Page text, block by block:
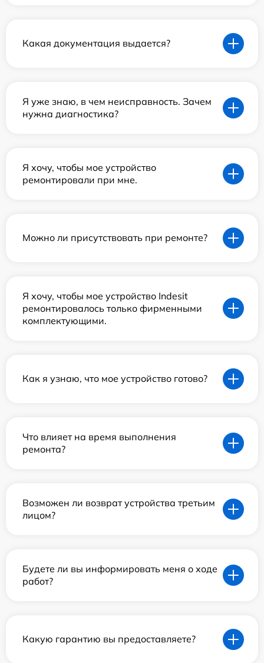
Какая документация выдается?
Я уже знаю, в чем неисправность. Зачем
нужна диагностика?
Я хочу, чтобы мое устройство
ремонтировали при мне.
Можно ли присутствовать при ремонте?
Я хочу, чтобы мое устройство Indesit
ремонтировалось только фирменными
комплектующими.
Как я узнаю, что мое устройство готово?
Что влияет на время выполнения
ремонта?
Возможен ли возврат устройства третьим
лицом?
Будете ли вы информировать меня о ходе
работ?
Какую гарантию вы предоставляете?